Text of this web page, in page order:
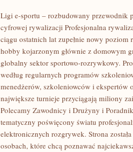
Ligi e-sportu – rozbudowany przewodnik
cyfrowej rywalizacji Profesjonalna
ciągu ostatnich lat zupełnie nowy poziom
hobby kojarzonym głównie z domowym
globalny sektor sportowo-rozrywkowy.
według regularnych programów
menedżerów, szkoleniowców i ekspertów
największe turnieje przyciągają miliony
Polecamy Zawodnicy i Drużyny i
tematyczny poświęcony światu
elektronicznych rozgrywek. Strona
osobach, które chcą poznawać